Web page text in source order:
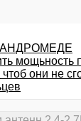
мощьность
они не